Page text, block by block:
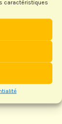
caractéristiques